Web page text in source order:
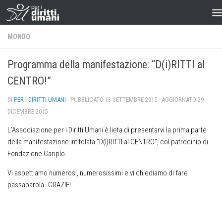
MONDO
Programma della manifestazione: “D(i)RITTI al
CENTRO!”
DI PER I DIRITTI UMANI · PUBBLICATO 13 SETTEMBRE 2015 · AGGIORNATO 29
DICEMBRE 2015
L’Associazione per i Diritti Umani è lieta di presentarvi la prima parte
della manifestazione intitolata “D(I)RITTI al CENTRO”, col patrocinio di
Fondazione Cariplo.
Vi aspettiamo numerosi, numerosissimi e vi chiediamo di fare
passaparola…GRAZIE!